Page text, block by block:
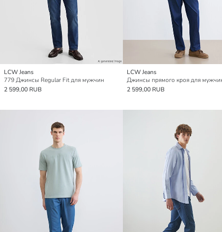
LCW Jeans
779 Джинсы Regular Fit для мужчин
2 599,00 RUB
LCW Jeans
Джинсы прямого кроя для
2 599,00 RUB